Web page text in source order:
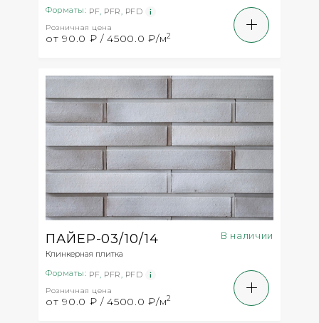
Форматы: PF PFR PFD
Розничная цена
от 90.0 ₽ / 4500.0 ₽/м2
ПАЙЕР-03/10/14
Клинкерная плитка
В наличии
Форматы: PF PFR PFD
Розничная цена
от 90.0 ₽ / 4500.0 ₽/м2